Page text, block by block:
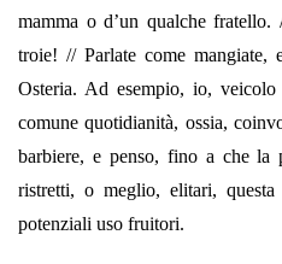
mamma o d’un qualche
troie! // Parlate come mangiate,
Osteria. Ad esempio, io,
comune quotidianità, ossia,
barbiere, e penso, fino a che la
ristretti, o meglio, elitari,
potenziali uso fruitori.